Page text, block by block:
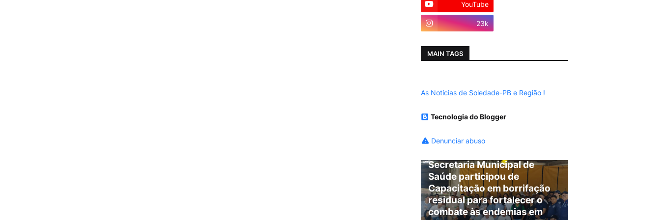
YouTube
23k
MAIN TAGS
As Notícias de Soledade-PB e Região !
Tecnologia do Blogger
Denunciar abuso
Secretaria Municipal de
Saúde participou de
Capacitação em borrifação
residual para fortalecer o
combate às endemias em